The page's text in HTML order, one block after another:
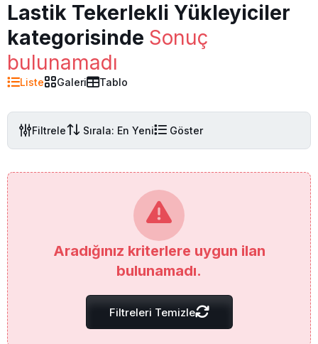
Lastik Tekerlekli Yükleyiciler
kategorisinde Sonuç
bulunamadı
Liste Galeri Tablo
Filtrele Sırala: En Yeni Göster
Aradığınız kriterlere uygun ilan
bulunamadı.
Filtreleri Temizle